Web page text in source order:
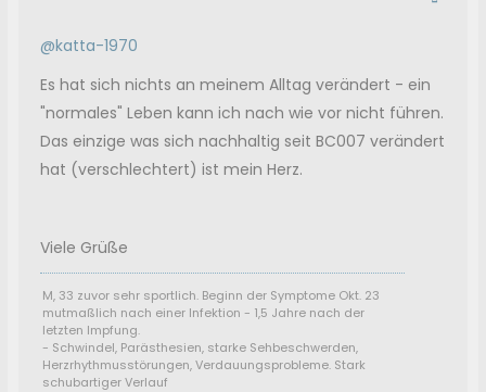
@katta-1970
Es hat sich nichts an meinem Alltag verändert - ein
"normales" Leben kann ich nach wie vor nicht führen.
Das einzige was sich nachhaltig seit BC007 verändert
hat (verschlechtert) ist mein Herz.
Viele Grüße
M, 33 zuvor sehr sportlich. Beginn der Symptome Okt. 23
mutmaßlich nach einer Infektion - 1,5 Jahre nach der
letzten Impfung.
- Schwindel, Parästhesien, starke Sehbeschwerden,
Herzrhythmusstörungen, Verdauungsprobleme. Stark
schubartiger Verlauf